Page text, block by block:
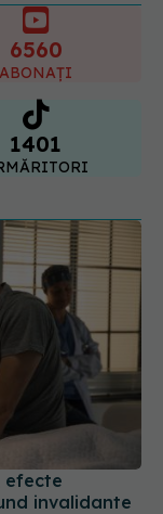
6560
ABONAȚI
1401
invalidante